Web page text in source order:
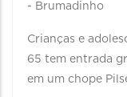
- Brumadinho
Crianças e
65 tem entrada
em um chope